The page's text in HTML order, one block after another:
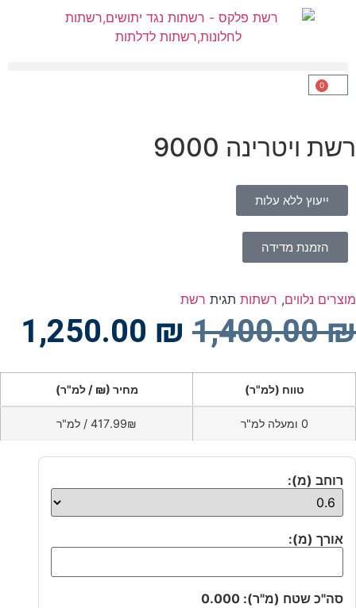
0
רשת ויטרינה 9000
ייעוץ ללא עלות
הזמנת מדידה
מוצרים נלווים, רשתות תגית רשת
1,400.00₪
1,250.00 ₪
טווח (למ"ר) מחיר (₪ / למ"ר)
0 ומעלה למ"ר 417.99₪ / למ"ר
רוחב (מ):
אורך (מ):
סה"כ שטח (מ"ר): 0.000